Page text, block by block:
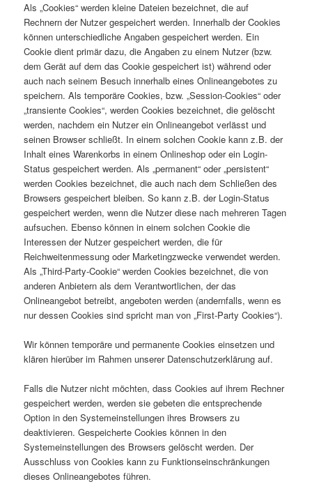
Als „Cookies“ werden kleine Dateien bezeichnet, die auf
Rechnern der Nutzer gespeichert werden. Innerhalb der Cookies
können unterschiedliche Angaben gespeichert werden. Ein
Cookie dient primär dazu, die Angaben zu einem Nutzer (bzw.
dem Gerät auf dem das Cookie gespeichert ist) während oder
auch nach seinem Besuch innerhalb eines Onlineangebotes zu
speichern. Als temporäre Cookies, bzw. „Session-Cookies“ oder
„transiente Cookies“, werden Cookies bezeichnet, die gelöscht
werden, nachdem ein Nutzer ein Onlineangebot verlässt und
seinen Browser schließt. In einem solchen Cookie kann z.B. der
Inhalt eines Warenkorbs in einem Onlineshop oder ein Login-
Status gespeichert werden. Als „permanent“ oder „persistent“
werden Cookies bezeichnet, die auch nach dem Schließen des
Browsers gespeichert bleiben. So kann z.B. der Login-Status
gespeichert werden, wenn die Nutzer diese nach mehreren Tagen
aufsuchen. Ebenso können in einem solchen Cookie die
Interessen der Nutzer gespeichert werden, die für
Reichweitenmessung oder Marketingzwecke verwendet werden.
Als „Third-Party-Cookie“ werden Cookies bezeichnet, die von
anderen Anbietern als dem Verantwortlichen, der das
Onlineangebot betreibt, angeboten werden (andernfalls, wenn es
nur dessen Cookies sind spricht man von „First-Party Cookies“).
Wir können temporäre und permanente Cookies einsetzen und
klären hierüber im Rahmen unserer Datenschutzerklärung auf.
Falls die Nutzer nicht möchten, dass Cookies auf ihrem Rechner
gespeichert werden, werden sie gebeten die entsprechende
Option in den Systemeinstellungen ihres Browsers zu
deaktivieren. Gespeicherte Cookies können in den
Systemeinstellungen des Browsers gelöscht werden. Der
Ausschluss von Cookies kann zu Funktionseinschränkungen
dieses Onlineangebotes führen.